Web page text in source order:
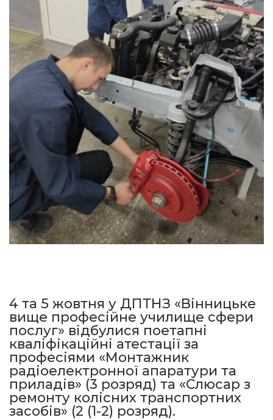
4 та 5 жовтня у ДПТНЗ «Вінницьке
вище професійне училище сфери
послуг» відбулися поетапні
кваліфікаційні атестації за
професіями «Монтажник
радіоелектронної апаратури та
приладів» (3 розряд) та «Слюсар з
ремонту колісних транспортних
засобів» (2 (1-2) розряд).